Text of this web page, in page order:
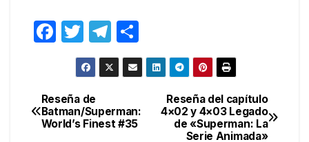
F
e
b
T
w
itt
er
T
el
e
a
o
m
ar
Navegación
de
Reseña del capítulo
4×02 y 4×03 Legado
de «Superman: La
Serie Animada»
Reseña de
Batman/Superman:
World’s Finest #35